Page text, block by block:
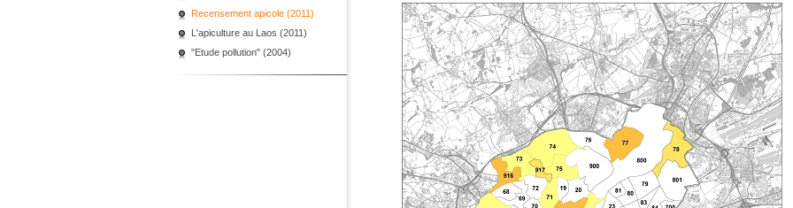
Recensement apicole (2011)
L'apiculture au Laos (2011)
"Etude pollution" (2004)